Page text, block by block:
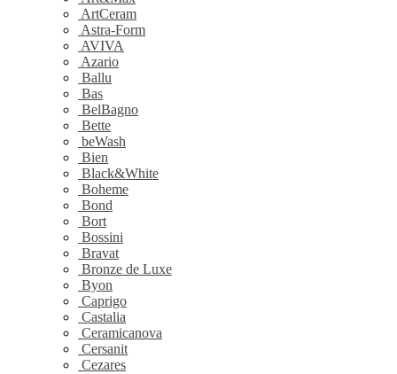
ArtCeram
Astra-Form
AVIVA
Azario
Ballu
Bas
BelBagno
Bette
beWash
Bien
Black&White
Boheme
Bond
Bort
Bossini
Bravat
Bronze de Luxe
Byon
Caprigo
Castalia
Ceramicanova
Cersanit
Cezares